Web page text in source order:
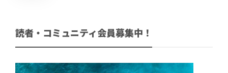
読者・コミュニティ会員募集中！